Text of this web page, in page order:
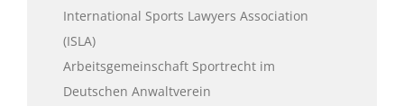
International Sports Lawyers Association
(ISLA)
Arbeitsgemeinschaft Sportrecht im
Deutschen Anwaltverein